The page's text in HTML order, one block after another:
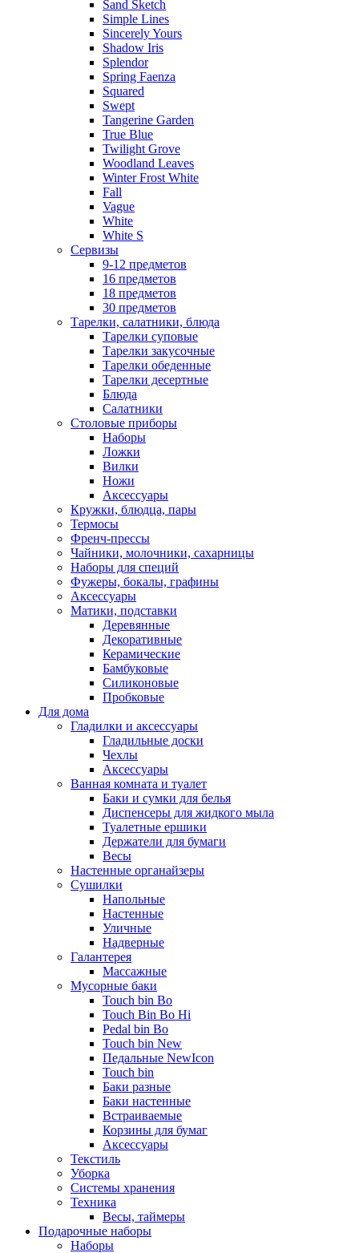
Sand Sketch
Simple Lines
Sincerely Yours
Shadow Iris
Splendor
Spring Faenza
Squared
Swept
Tangerine Garden
True Blue
Twilight Grove
Woodland Leaves
Winter Frost White
Fall
Vague
White
White S
Сервизы
9-12 предметов
16 предметов
18 предметов
30 предметов
Тарелки, салатники, блюда
Тарелки суповые
Тарелки закусочные
Тарелки обеденные
Тарелки десертные
Блюда
Салатники
Столовые приборы
Наборы
Ложки
Вилки
Ножи
Аксессуары
Кружки, блюдца, пары
Термосы
Френч-прессы
Чайники, молочники, сахарницы
Наборы для специй
Фужеры, бокалы, графины
Аксессуары
Матики, подставки
Деревянные
Декоративные
Керамические
Бамбуковые
Силиконовые
Пробковые
Для дома
Гладилки и аксессуары
Гладильные доски
Чехлы
Аксессуары
Ванная комната и туалет
Баки и сумки для белья
Диспенсеры для жидкого мыла
Туалетные ершики
Держатели для бумаги
Весы
Настенные органайзеры
Сушилки
Напольные
Настенные
Уличные
Надверные
Галантерея
Массажные
Мусорные баки
Touch bin Bo
Touch Bin Bo Hi
Pedal bin Bo
Touch bin New
Педальные NewIcon
Touch bin
Баки разные
Баки настенные
Встраиваемые
Корзины для бумаг
Аксессуары
Текстиль
Уборка
Системы хранения
Техника
Весы, таймеры
Подарочные наборы
Наборы